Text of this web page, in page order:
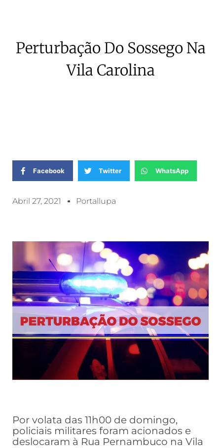
Perturbação Do Sossego Na
Vila Carolina
Facebook Twitter WhatsApp
Abril 27, 2021 Portallupa
Por volata das 11h00 de domingo,
policiais militares foram acionados e
deslocaram à Rua Pernambuco na Vila